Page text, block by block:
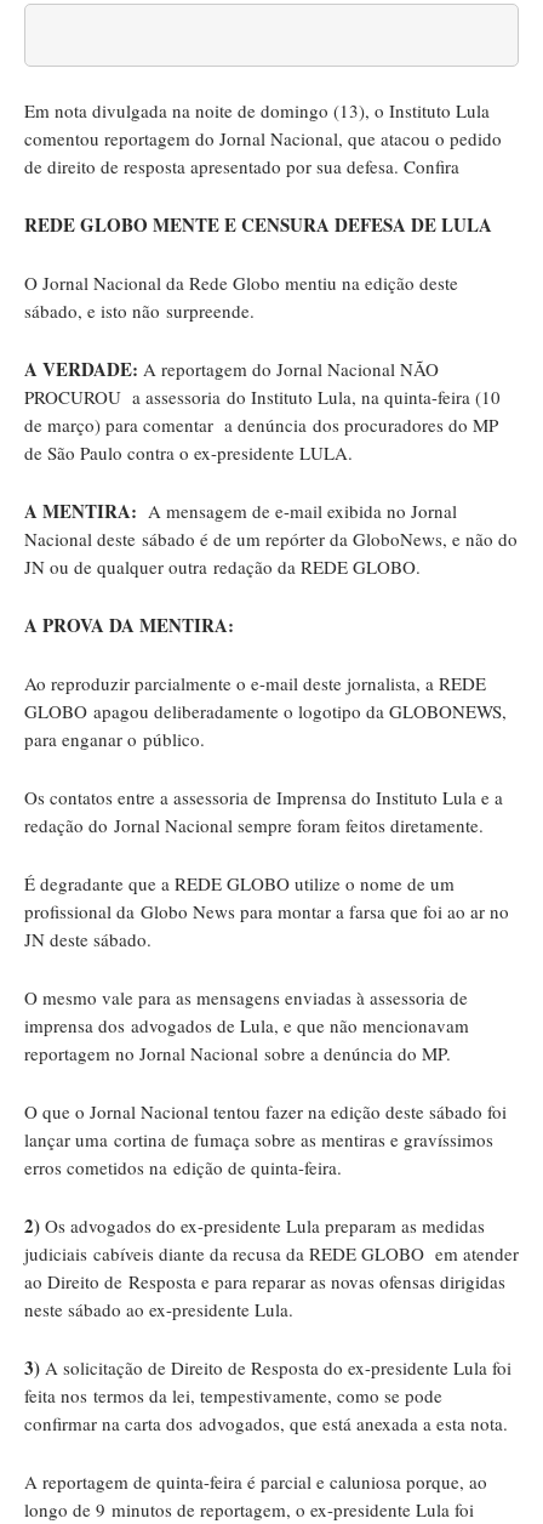
Em nota divulgada na noite de domingo (13), o Instituto Lula
comentou reportagem do Jornal Nacional, que atacou o pedido
de direito de resposta apresentado por sua defesa. Confira
REDE GLOBO MENTE E CENSURA DEFESA DE LULA
O Jornal Nacional da Rede Globo mentiu na edição deste
sábado, e isto não surpreende.
A VERDADE: A reportagem do Jornal Nacional NÃO
PROCUROU a assessoria do Instituto Lula, na quinta-feira (10
de março) para comentar a denúncia dos procuradores do MP
de São Paulo contra o ex-presidente LULA.
A MENTIRA: A mensagem de e-mail exibida no Jornal
Nacional deste sábado é de um repórter da GloboNews, e não do
JN ou de qualquer outra redação da REDE GLOBO.
A PROVA DA MENTIRA:
Ao reproduzir parcialmente o e-mail deste jornalista, a REDE
GLOBO apagou deliberadamente o logotipo da GLOBONEWS,
para enganar o público.
Os contatos entre a assessoria de Imprensa do Instituto Lula e a
redação do Jornal Nacional sempre foram feitos diretamente.
É degradante que a REDE GLOBO utilize o nome de um
profissional da Globo News para montar a farsa que foi ao ar no
JN deste sábado.
O mesmo vale para as mensagens enviadas à assessoria de
imprensa dos advogados de Lula, e que não mencionavam
reportagem no Jornal Nacional sobre a denúncia do MP.
O que o Jornal Nacional tentou fazer na edição deste sábado foi
lançar uma cortina de fumaça sobre as mentiras e gravíssimos
erros cometidos na edição de quinta-feira.
2) Os advogados do ex-presidente Lula preparam as medidas
judiciais cabíveis diante da recusa da REDE GLOBO em atender
ao Direito de Resposta e para reparar as novas ofensas dirigidas
neste sábado ao ex-presidente Lula.
3) A solicitação de Direito de Resposta do ex-presidente Lula foi
feita nos termos da lei, tempestivamente, como se pode
confirmar na carta dos advogados, que está anexada a esta nota.
A reportagem de quinta-feira é parcial e caluniosa porque, ao
longo de 9 minutos de reportagem, o ex-presidente Lula foi